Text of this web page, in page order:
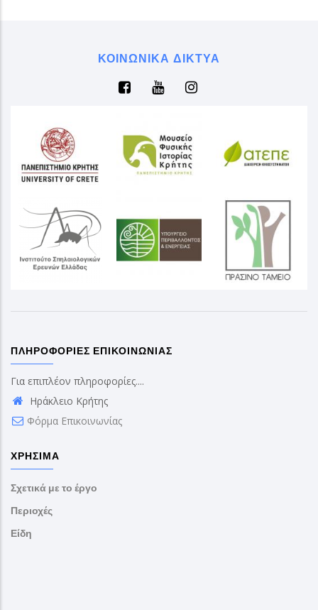
ΚΟΙΝΩΝΙΚΆ ΔΊΚΤΥΑ
ΠΛΗΡΟΦΟΡΊΕΣ ΕΠΙΚΟΙΝΩΝΊΑΣ
Για επιπλέον πληροφορίες....
Ηράκλειο Κρήτης
Φόρμα Επικοινωνίας
ΧΡΉΣΙΜΑ
Σχετικά με το έργο
Περιοχές
Είδη